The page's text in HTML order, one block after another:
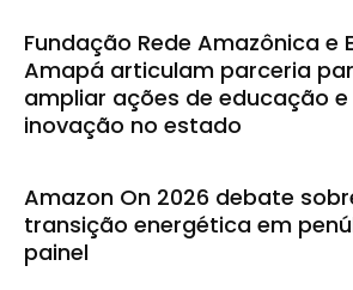
Fundação Rede Amazônica e
Amapá articulam parceria
ampliar ações de educação e
inovação no estado
Amazon On 2026 debate
transição energética em
painel